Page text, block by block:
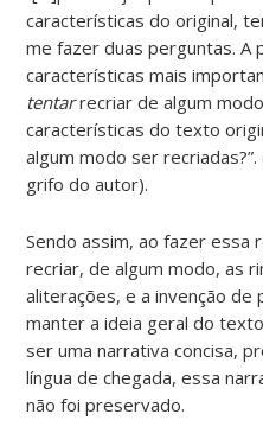
características do original,
me fazer duas perguntas. A
características mais
tentarrecriar de algum
características do texto
algum modo ser
grifo do autor).
Sendo assim, ao fazer essa
recriar, de algum modo, as
aliterações, e a invenção de
manter a ideia geral do
ser uma narrativa concisa,
língua de chegada, essa
não foi preservado.